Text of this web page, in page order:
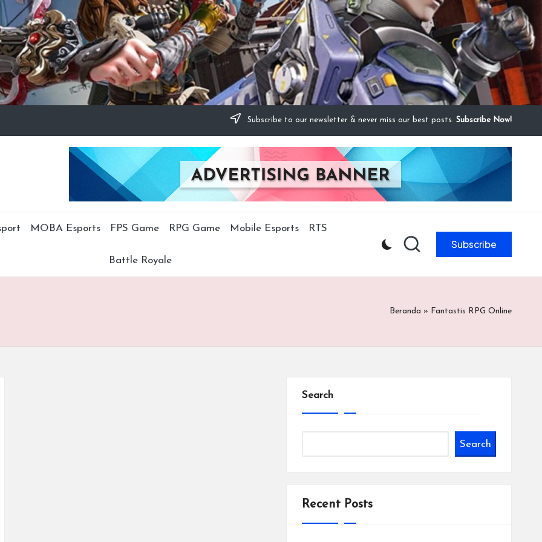
Subscribe to our newsletter & never miss our best posts. Subscribe Now!
MOBA Esports FPS Game RPG Game Mobile Esports RTS
Battle Royale
Subscribe
Beranda » Fantastis RPG Online
Search
Search
Recent Posts